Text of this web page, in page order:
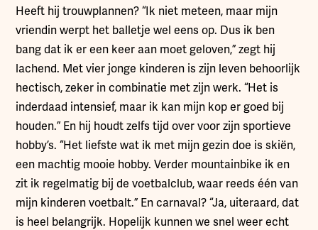
Heeft hij trouwplannen? “Ik niet meteen, maar mijn
vriendin werpt het balletje wel eens op. Dus ik ben
bang dat ik er een keer aan moet geloven,” zegt hij
lachend. Met vier jonge kinderen is zijn leven behoorlijk
hectisch, zeker in combinatie met zijn werk. “Het is
inderdaad intensief, maar ik kan mijn kop er goed bij
houden.” En hij houdt zelfs tijd over voor zijn sportieve
hobby’s. “Het liefste wat ik met mijn gezin doe is skiën,
een machtig mooie hobby. Verder mountainbike ik en
zit ik regelmatig bij de voetbalclub, waar reeds één van
mijn kinderen voetbalt.” En carnaval? “Ja, uiteraard, dat
is heel belangrijk. Hopelijk kunnen we snel weer echt